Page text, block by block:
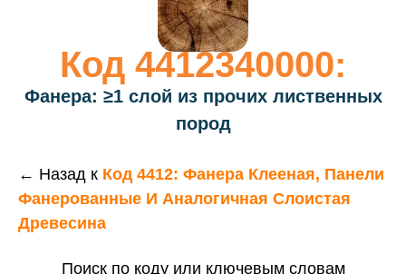
Код 4412340000:
Фанера: ≥1 слой из прочих лиственных
пород
← Назад к Код 4412: Фанера Клееная, Панели
Фанерованные И Аналогичная Слоистая
Древесина
Поиск по коду или ключевым словам